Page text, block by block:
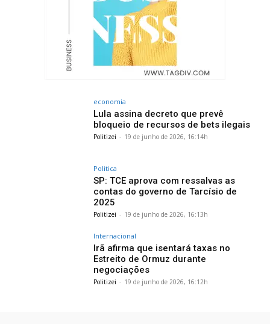
economia
Lula assina decreto que prevê
bloqueio de recursos de bets ilegais
Politizei - 19 de junho de 2026, 16:14h
Politica
SP: TCE aprova com ressalvas as
contas do governo de Tarcísio de
2025
Politizei - 19 de junho de 2026, 16:13h
Internacional
Irã afirma que isentará taxas no
Estreito de Ormuz durante
negociações
Politizei - 19 de junho de 2026, 16:12h